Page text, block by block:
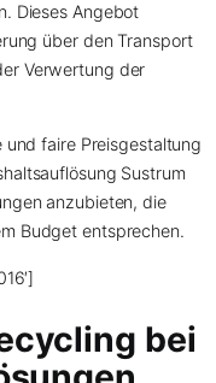
Dieses Angebot
über den Transport
Verwertung der
und faire Preisgestaltung
Sustrum
anzubieten, die
Budget entsprechen.
bei